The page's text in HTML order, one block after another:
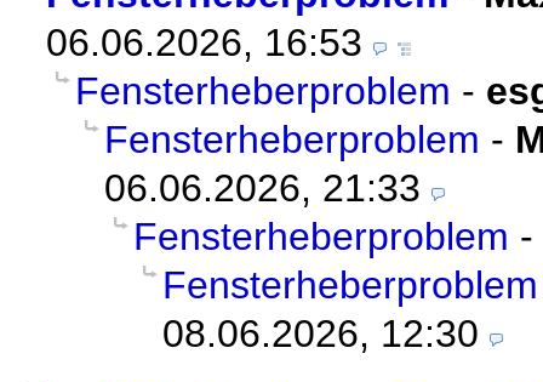
06.06.2026, 16:53
Fensterheberproblem -
Fensterheberproblem -
06.06.2026, 21:33
Fensterheberproblem -
Fensterheberproblem
08.06.2026, 12:30